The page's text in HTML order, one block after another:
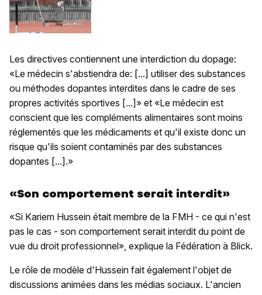
Les directives contiennent une interdiction du dopage:
«Le médecin s'abstiendra de: [...] utiliser des substances
ou méthodes dopantes interdites dans le cadre de ses
propres activités sportives [...]» et «Le médecin est
conscient que les compléments alimentaires sont moins
réglementés que les médicaments et qu'il existe donc un
risque qu'ils soient contaminés par des substances
dopantes [...].»
«Son comportement serait interdit»
«Si Kariem Hussein était membre de la FMH - ce qui n'est
pas le cas - son comportement serait interdit du point de
vue du droit professionnel», explique la Fédération à Blick.
Le rôle de modèle d'Hussein fait également l'objet de
discussions animées dans les médias sociaux. L'ancien